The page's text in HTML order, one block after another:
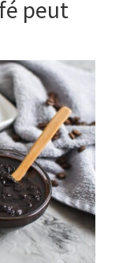
peut